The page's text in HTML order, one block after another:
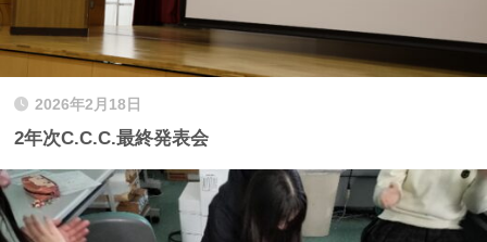
2026年2月18日
2年次C.C.C.最終発表会